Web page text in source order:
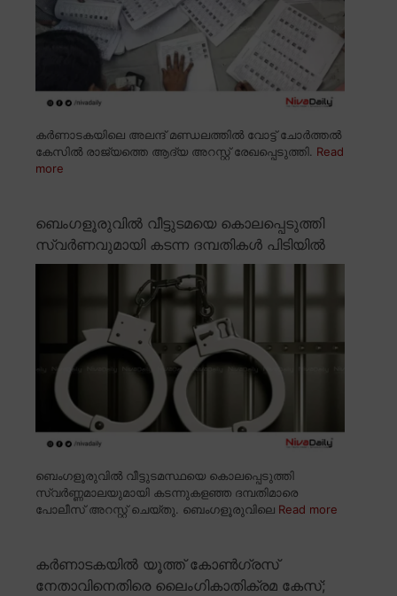
കർണാടകയിലെ അലന്ദ് മണ്ഡലത്തിൽ വോട്ട് ചോർത്തൽ
കേസിൽ രാജ്യത്തെ ആദ്യ അറസ്റ്റ് രേഖപ്പെടുത്തി. Read
more
ബെംഗളൂരുവിൽ വീട്ടുടമയെ കൊലപ്പെടുത്തി
സ്വർണവുമായി കടന്ന ദമ്പതികൾ പിടിയിൽ
ബെംഗളൂരുവിൽ വീട്ടുടമസ്ഥയെ കൊലപ്പെടുത്തി
സ്വർണ്ണമാലയുമായി കടന്നുകളഞ്ഞ ദമ്പതിമാരെ
പോലീസ് അറസ്റ്റ് ചെയ്തു. ബെംഗളൂരുവിലെ Read more
കർണാടകയിൽ യൂത്ത് കോൺഗ്രസ്
നേതാവിനെതിരെ ലൈംഗികാതിക്രമ കേസ്;